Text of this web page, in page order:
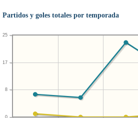
Partidos y goles totales por temporada
0
8
17
25